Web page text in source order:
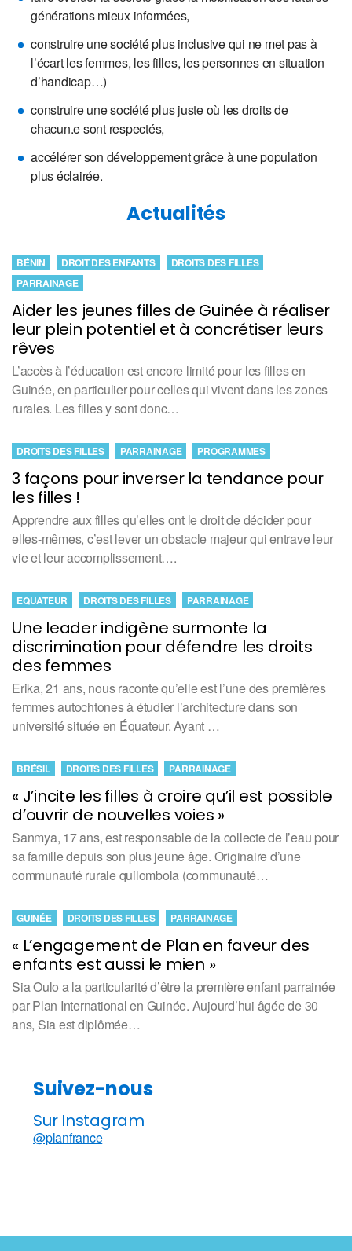
générations mieux informées,
construire une société plus inclusive qui ne met pas à
l’écart les femmes, les filles, les personnes en situation
d’handicap…)
construire une société plus juste où les droits de
chacun.e sont respectés,
accélérer son développement grâce à une population
plus éclairée.
Actualités
Aider les jeunes filles de Guinée à réaliser
leur plein potentiel et à concrétiser leurs
rêves
BÉNIN DROIT DES ENFANTS
DROITS DES FILLES
PARRAINAGE
L’accès à l’éducation est encore limité pour les filles en
Guinée, en particulier pour celles qui vivent dans les zones
rurales. Les filles y sont donc…
3 façons pour inverser la tendance pour
les filles !
DROITS DES FILLES PARRAINAGE PROGRAMMES
Apprendre aux filles qu’elles ont le droit de décider pour
elles-mêmes, c’est lever un obstacle majeur qui entrave leur
vie et leur accomplissement….
Une leader indigène surmonte la
discrimination pour défendre les droits
des femmes
EQUATEUR DROITS DES FILLES PARRAINAGE
Erika, 21 ans, nous raconte qu’elle est l’une des premières
femmes autochtones à étudier l’architecture dans son
université située en Équateur. Ayant …
« J’incite les filles à croire qu’il est possible
d’ouvrir de nouvelles voies »
BRÉSIL DROITS DES FILLES PARRAINAGE
Sanmya, 17 ans, est responsable de la collecte de l’eau pour
sa famille depuis son plus jeune âge. Originaire d’une
communauté rurale quilombola (communauté…
« L’engagement de Plan en faveur des
enfants est aussi le mien »
GUINÉE DROITS DES FILLES PARRAINAGE
Sia Oulo a la particularité d’être la première enfant parrainée
par Plan International en Guinée. Aujourd’hui âgée de 30
ans, Sia est diplômée…
Suivez-nous
Sur Instagram
@planfrance